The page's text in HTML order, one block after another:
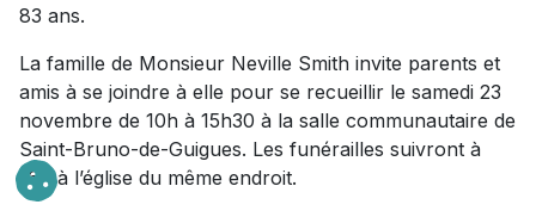
83 ans.
La famille de Monsieur Neville Smith invite parents et
amis à se joindre à elle pour se recueillir le samedi 23
novembre de 10h à 15h30 à la salle communautaire de
Saint-Bruno-de-Guigues. Les funérailles suivront à
16h à l’église du même endroit.